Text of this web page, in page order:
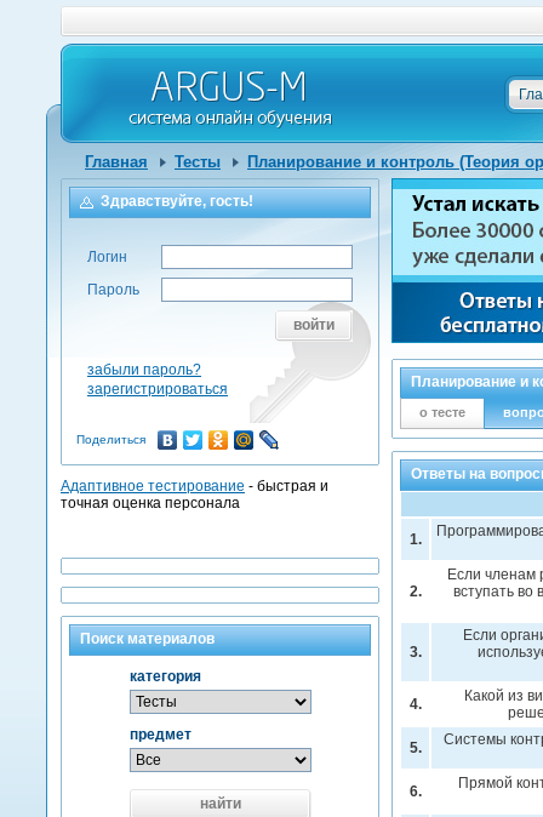
Главная Тесты Планирование и контроль (Теория
Планирование и
о тесте
Ответы на
1.
2.
Если членам
вступать во
3.
Если
4.
Какой из
5. Системы
6. Прямой
Здравствуйте, гость!
Логин
Пароль
войти
забыли пароль?
зарегистрироваться
Поделиться
Адаптивное тестирование - быстрая и
точная оценка персонала
Поиск материалов
категория
предмет
найти